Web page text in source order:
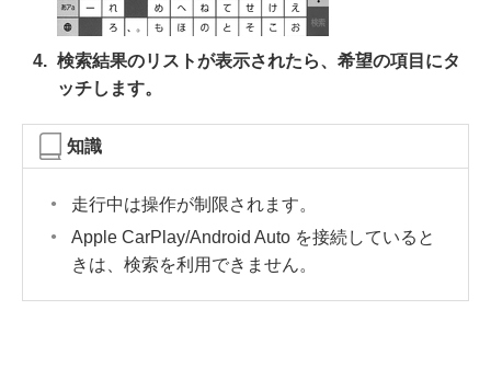
検索結果のリストが表示されたら、希望の項目にタ
ッチします。
知識
走行中は操作が制限されます。
Apple CarPlay/Android Auto を接続していると
きは、検索を利用できません。